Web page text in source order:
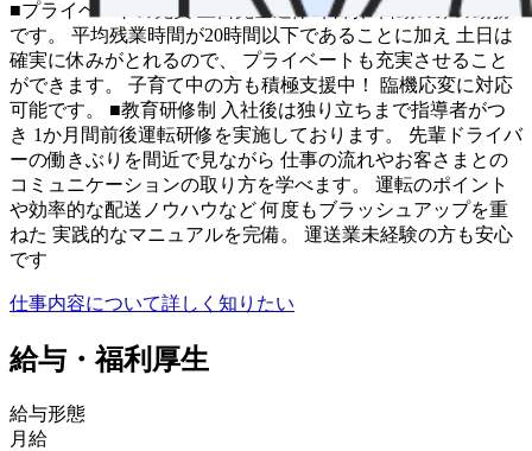
■プライベートの充実 土日完全週休2日制、日勤のみの勤務
です。 平均残業時間が20時間以下であることに加え 土日は
確実に休みがとれるので、 プライベートも充実させること
ができます。 子育て中の方も積極支援中！ 臨機応変に対応
可能です。 ■教育研修制 入社後は独り立ちまで指導者がつ
き 1か月間前後運転研修を実施しております。 先輩ドライバ
ーの働きぶりを間近で見ながら 仕事の流れやお客さまとの
コミュニケーションの取り方を学べます。 運転のポイント
や効率的な配送ノウハウなど 何度もブラッシュアップを重
ねた 実践的なマニュアルを完備。 運送業未経験の方も安心
です
仕事内容について詳しく知りたい
給与・福利厚生
給与形態
月給